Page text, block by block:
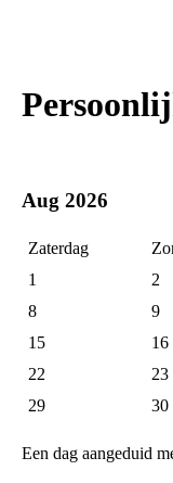
Aug 2026
Zaterdag
1
2
8
9
15
16
22
23
29
30
Een dag aangeduid